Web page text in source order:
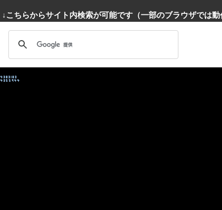
↓こちらからサイト内検索が可能です（一部のブラウザでは